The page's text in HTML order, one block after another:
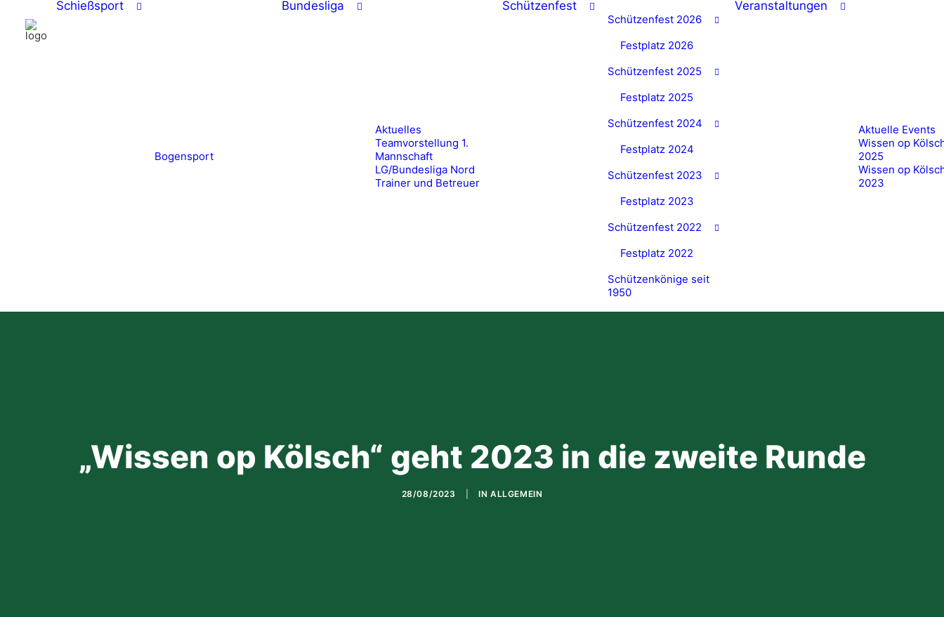
Schießsport
Bogensport
Bundesliga
Aktuelles
Teamvorstellung 1.
Mannschaft
LG/Bundesliga Nord
Trainer und Betreuer
Schützenfest
Schützenfest 2026
Festplatz 2026
Schützenfest 2025
Festplatz 2025
Schützenfest 2024
Festplatz 2024
Schützenfest 2023
Festplatz 2023
Schützenfest 2022
Festplatz 2022
Schützenkönige seit
1950
Veranstaltungen
Aktuelle Events
Wissen op
2025
Wissen op
2023
„Wissen op Kölsch“ geht 2023 in die zweite Runde
28/08/2023 IN ALLGEMEIN